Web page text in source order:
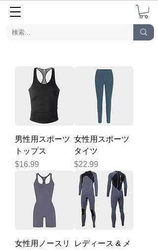
男性用スポーツ
トップス
価格
$16.99
女性用スポーツ
タイツ
価格
$22.99
女性用ノースリ
レディース & メ